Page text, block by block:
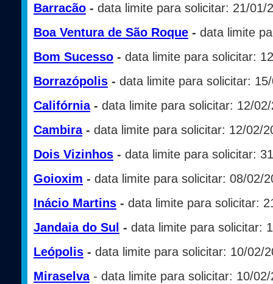
Barracão - data limite para solicitar: 21/01/
Boa Ventura de São Roque - data limite
Bom Sucesso - data limite para solicitar:
Borrazópolis - data limite para solicitar:
Califórnia- data limite para solicitar: 12/
Cambira- data limite para solicitar: 12/02/
Dois Vizinhos - data limite para solicitar:
Goioxim - data limite para solicitar: 08/02/
Inácio Martins - data limite para solicitar:
Jandaia do Sul - data limite para solicitar:
Leópolis - data limite para solicitar: 10/02/
Miraselva - data limite para solicitar: 10/02/